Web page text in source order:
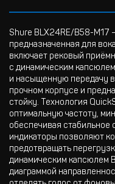
Shure BLX24RE/B58-M17
предназначенная для
включает рековый
с динамическим
и насыщенную передачу
прочном корпусе и
стойку. Технология
оптимальную частоту,
обеспечивая
индикаторы позволяют
предотвращать
динамическим капсюлем
диаграммой